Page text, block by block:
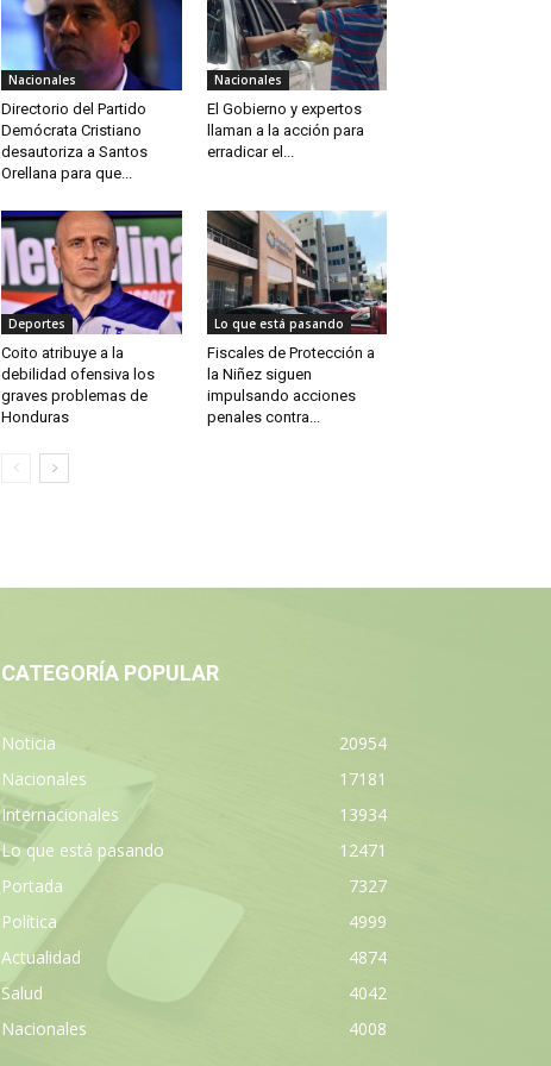
Nacionales
Directorio del Partido
Demócrata Cristiano
desautoriza a Santos
Orellana para que...
Nacionales
El Gobierno y expertos
llaman a la acción para
erradicar el...
Deportes
Coito atribuye a la
debilidad ofensiva los
graves problemas de
Honduras
Lo que está pasando
Fiscales de Protección a
la Niñez siguen
impulsando acciones
penales contra...
CATEGORÍA POPULAR
Noticia
20954
Nacionales
17181
Internacionales
13934
Lo que está pasando
12471
Portada
7327
Política
4999
Actualidad
4874
Salud
4042
Nacionales
4008